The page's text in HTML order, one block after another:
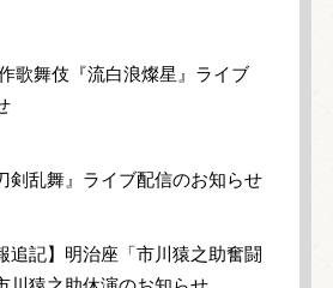
歌舞伎『流白浪燦星』ライブ
剣乱舞』ライブ配信のお知らせ
追記】明治座「市川猿之助奮闘